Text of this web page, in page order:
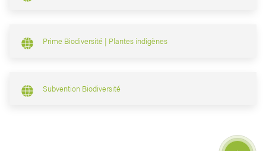
Prime Biodiversité | Plantes indigènes
Subvention Biodiversité